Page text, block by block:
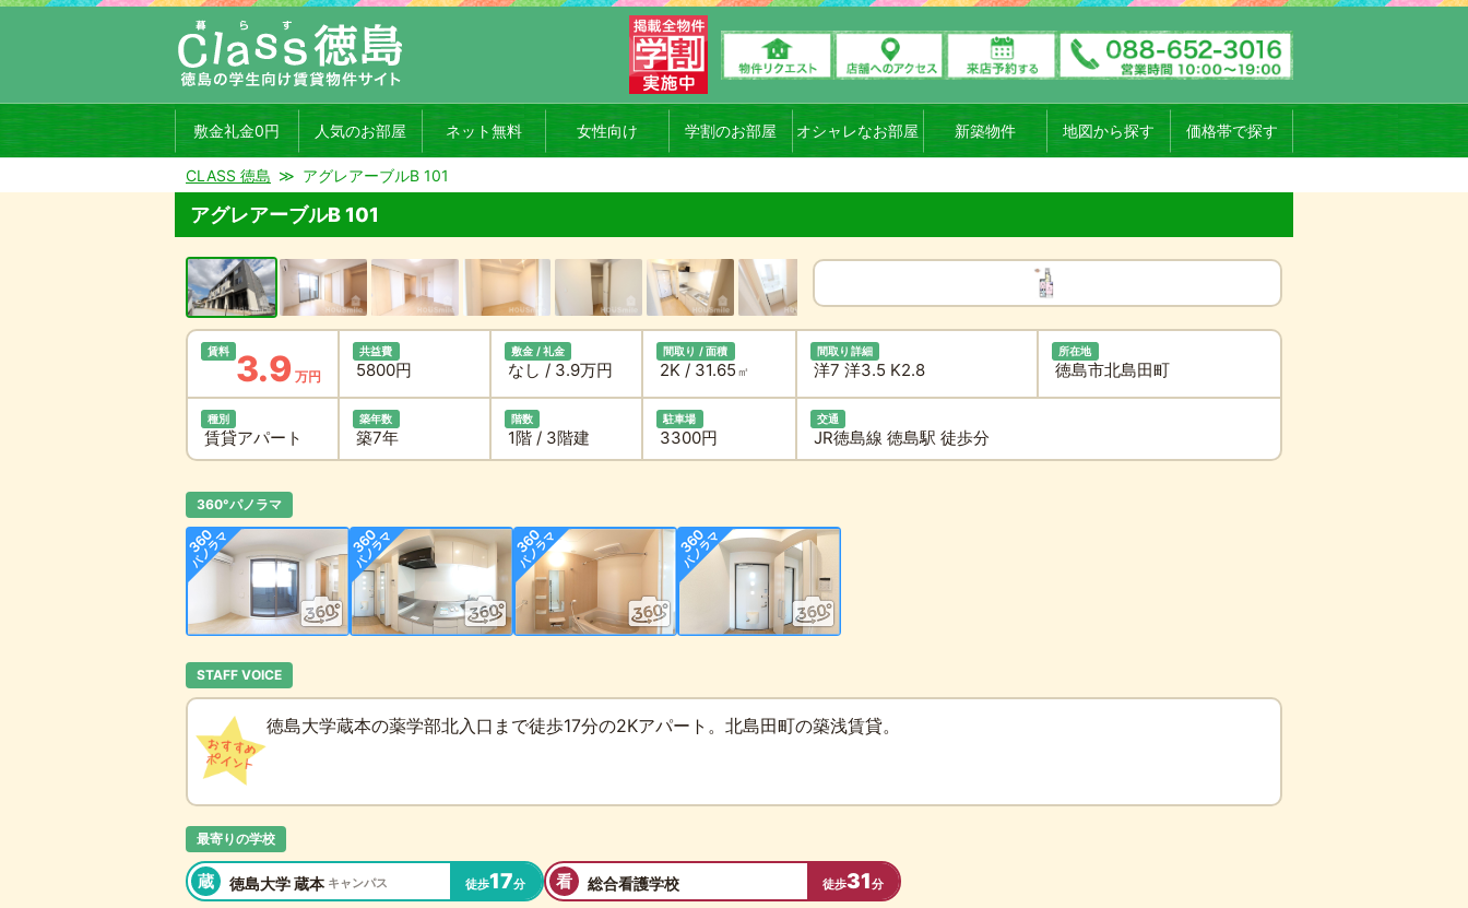
敷金礼金0円 人気のお部屋 ネット無料 女性向け 学割のお部屋 オシャレなお部屋 新築物件 地図から探す 価格帯で探す
CLASS 徳島 アグレアーブルB 101
アグレアーブルB 101
賃料 3.9 万円
共益費
5800円
敷金 / 礼金
なし / 3.9万円
間取り / 面積
2K / 31.65 ㎡
間取り詳細
洋7 洋3.5 K2.8
所在地
徳島市北島田町
種別
賃貸アパート
築年数
築7年
階数
1階 / 3階建
駐車場
3300円
交通
JR徳島線 徳島駅 徒歩分
360°パノラマ
STAFF VOICE
徳島大学蔵本の薬学部北入口まで徒歩17分の2Kアパート。北島田町の築浅賃貸。
最寄りの学校
蔵 徳島大学 蔵本 キャンパス 徒歩17分 看 総合看護学校 徒歩31分